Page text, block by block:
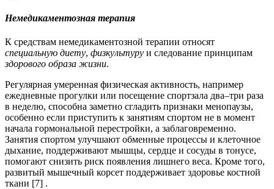
Немедикаментозная терапия
К средствам немедикаментозной терапии относят
специальную диету, физкультуру и следование принципам
здорового образа жизни.
Регулярная умеренная физическая активность, например
ежедневные прогулки или посещение спортзала два–три раза
в неделю, способна заметно сгладить признаки менопаузы,
особенно если приступить к занятиям спортом не в момент
начала гормональной перестройки, а заблаговременно.
Занятия спортом улучшают обменные процессы и клеточное
дыхание, поддерживают мышцы, сердце и сосуды в тонусе,
помогают снизить риск появления лишнего веса. Кроме того,
развитый мышечный корсет поддерживает здоровье костной
ткани [7] .